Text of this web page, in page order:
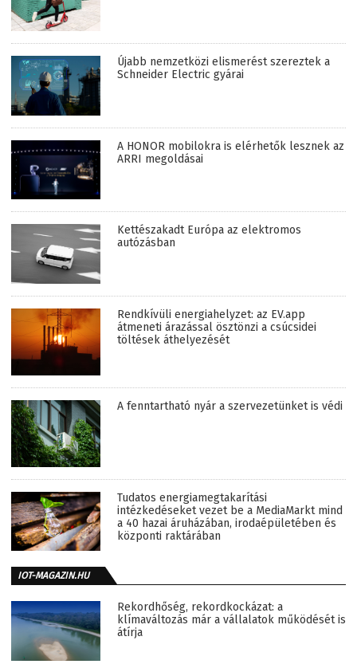
Újabb nemzetközi elismerést szereztek a
Schneider Electric gyárai
A HONOR mobilokra is elérhetők lesznek az
ARRI megoldásai
Kettészakadt Európa az elektromos
autózásban
Rendkívüli energiahelyzet: az EV.app
átmeneti árazással ösztönzi a csúcsidei
töltések áthelyezését
A fenntartható nyár a szervezetünket is védi
Tudatos energiamegtakarítási
intézkedéseket vezet be a MediaMarkt mind
a 40 hazai áruházában, irodaépületében és
központi raktárában
IOT-MAGAZIN.HU
Rekordhőség, rekordkockázat: a
klímaváltozás már a vállalatok működését is
átírja